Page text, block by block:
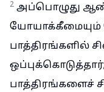
2 அப்பொழுது
பாத்திரங்களில்
பாத்திரங்களைச்